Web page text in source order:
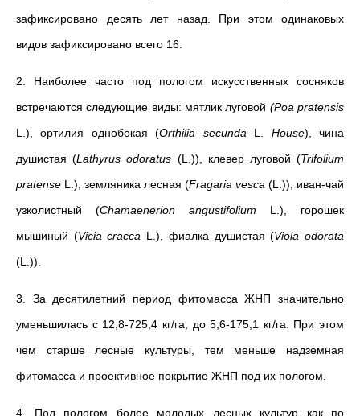
зафиксировано десять лет назад. При этом одинаковых
видов зафиксировано всего 16.
2. Наиболее часто под пологом искусственных сосняков
встречаются следующие виды: мятлик луговой (Poa pratensis
L.), ортилия однобокая (Orthilia secunda L. House), чина
душистая (Lathyrus odoratus (L.)), клевер луговой (Trifolium
pratense L.), земляника лесная (Fragaria vesca (L.)), иван-чай
узколистный (Chamaenerion angustifolium L.), горошек
мышиный (Vicia cracca L.), фиалка душистая (Viola odorata
(L.)).
3. За десятилетний период фитомасса ЖНП значительно
уменьшилась с 12,8-725,4 кг/га, до 5,6-175,1 кг/га. При этом
чем старше лесные культуры, тем меньше надземная
фитомасса и проективное покрытие ЖНП под их пологом.
4. Под пологом более молодых лесных культур как по